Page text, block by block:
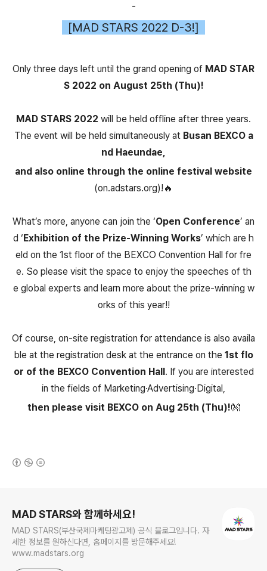
-
[MAD STARS 2022 D-3!]
Only three days left until the grand opening of MAD STAR
S 2022 on August 25th (Thu)!
MAD STARS 2022 will be held offline after three years.
The event will be held simultaneously at Busan BEXCO a
nd Haeundae,
and also online through the online festival website
(on.adstars.org)!🔥
What’s more, anyone can join the ‘Open Conference’ an
d ‘Exhibition of the Prize-Winning Works’ which are h
eld on the 1st floor of the BEXCO Convention Hall for fre
e. So please visit the space to enjoy the speeches of th
e global experts and learn more about the prize-winning w
orks of this year‼
Of course, on-site registration for attendance is also availa
ble at the registration desk at the entrance on the 1st flo
or of the BEXCO Convention Hall. If you are interested
in the fields of Marketing·Advertising·Digital,
then please visit BEXCO on Aug 25th (Thu)!👐
MAD STARS와 함께하세요!
MAD STARS(부산국제마케팅광고제) 공식 블로그입니다. 자
세한 정보를 원하신다면, 홈페이지를 방문해주세요!
www.madstars.org